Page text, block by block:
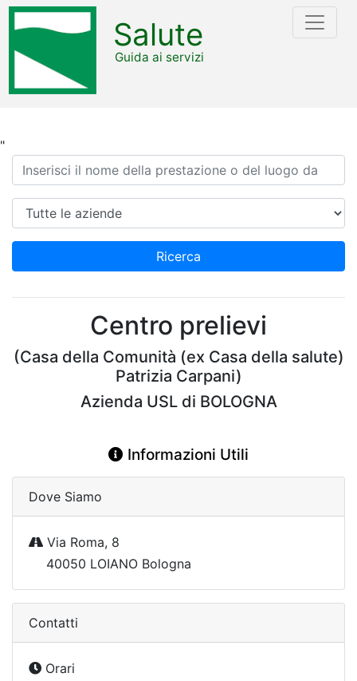
"
Salute
Guida ai servizi
Ricerca
Azienda
Ricerca
Centro prelievi
(Casa della Comunità (ex Casa della salute)
Patrizia Carpani)
Azienda USL di BOLOGNA
Informazioni Utili
Dove Siamo
Via Roma, 8
40050 LOIANO Bologna
Contatti
Orari